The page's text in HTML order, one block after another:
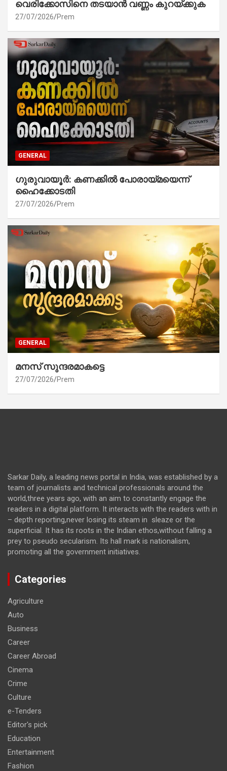
വെരിക്കോസിനെ തടയാൻ വണ്ണം കുറയ്ക്കുക
27/07/2026 Prem
GENERAL
ഗുരുവായൂർ: കണക്കിൽ പോരായ്മയെന്ന്
ഹൈക്കോടതി
27/07/2026 Prem
GENERAL
മനസ് സുന്ദരമാകട്ടെ
27/07/2026 Prem
Sarkar Daily, a leading news portal in India, was established by a
team of journalists and technical professionals around the
world,three years ago, with an aim to constantly engage the
readers in a digital platform. It interacts with the readers with in
– depth reporting,never losing its steam in sleaze or the
superficial. It has its roots in the Indian ethos,without falling a
prey to pseudo secularism. Its hall mark is nationalism,
promoting all the government initiatives.
Categories
Agriculture
Auto
Business
Career
Career Abroad
Cinema
Crime
Culture
e-Tenders
Editor's pick
Education
Entertainment
Fashion